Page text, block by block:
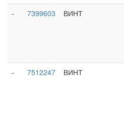
-
7399603 ВИНТ
-
7512247 ВИНТ